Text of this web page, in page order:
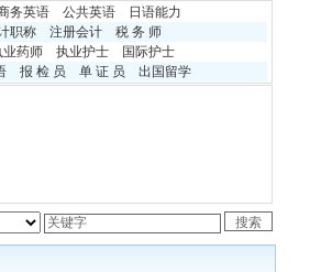
务英语 公共英语
日语能力
职称 注册会计
税 务 师
业药师 执业护士
国际护士
报 检 员 单 证 员 出国留学